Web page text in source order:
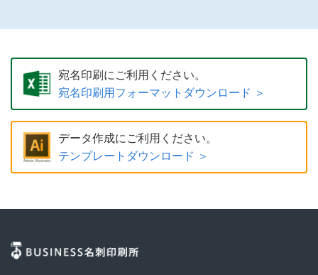
宛名印刷にご利用ください。
宛名印刷用フォーマットダウンロード ＞
データ作成にご利用ください。
テンプレートダウンロード ＞